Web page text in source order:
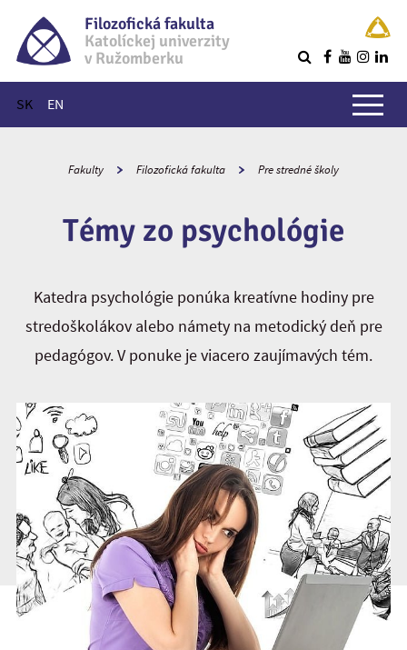
Filozofická fakulta
Katolíckej univerzity
v Ružomberku
SK EN
Hlavné menu
Fakulty Filozofická fakulta Pre stredné školy
Témy zo psychológie
Katedra psychológie ponúka kreatívne hodiny pre
stredoškolákov alebo námety na metodický deň pre
pedagógov. V ponuke je viacero zaujímavých tém.